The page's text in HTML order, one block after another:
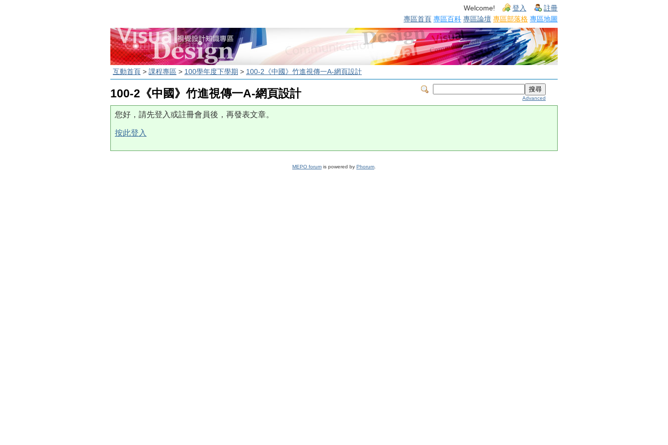
Welcome! 登入 註冊
專區首頁 專區百科 專區論壇 專區部落格 專區地圖
互動首頁 > 課程專區 > 100學年度下學期 > 100-2《中國》竹進視傳一A-網頁設計
Advanced
100-2《中國》竹進視傳一A-網頁設計
您好，請先登入或註冊會員後，再發表文章。
按此登入
MEPO forum is powered by Phorum